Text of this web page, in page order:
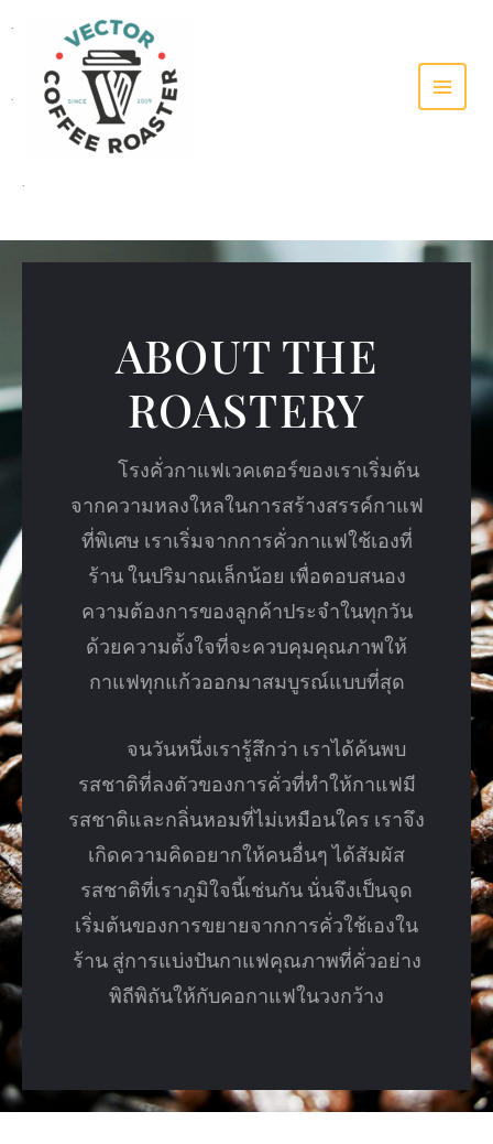
CONTENT
.
.
.
ABOUT THE
ROASTERY
โรงคั่วกาแฟเวคเตอร์ของเราเริ่มต้น
จากความหลงใหลในการสร้างสรรค์กาแฟ
ที่พิเศษ เราเริ่มจากการคั่วกาแฟใช้เองที่
ร้าน ในปริมาณเล็กน้อย เพื่อตอบสนอง
ความต้องการของลูกค้าประจำในทุกวัน
ด้วยความตั้งใจที่จะควบคุมคุณภาพให้
กาแฟทุกแก้วออกมาสมบูรณ์แบบที่สุด
จนวันหนึ่งเรารู้สึกว่า เราได้ค้นพบ
รสชาติที่ลงตัวของการคั่วที่ทำให้กาแฟมี
รสชาติและกลิ่นหอมที่ไม่เหมือนใคร เราจึง
เกิดความคิดอยากให้คนอื่นๆ ได้สัมผัส
รสชาติที่เราภูมิใจนี้เช่นกัน นั่นจึงเป็นจุด
เริ่มต้นของการขยายจากการคั่วใช้เองใน
ร้าน สู่การแบ่งปันกาแฟคุณภาพที่คั่วอย่าง
พิถีพิถันให้กับคอกาแฟในวงกว้าง